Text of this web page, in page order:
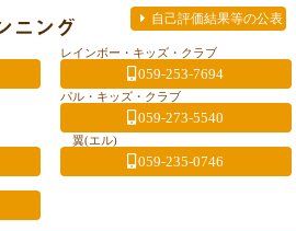
自己評価結果等の公表
レインボー・キッズ・クラブ
059-253-7694
パル・キッズ・クラブ
059-273-5540
翼(エル)
059-235-0746